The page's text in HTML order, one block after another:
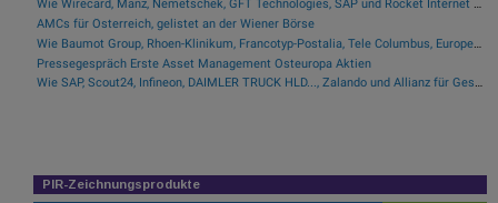
Wie Wirecard, Manz, Nemetschek, GFT Technologies, SAP und Rocket Internet für Gesprächsstoff sorgten
AMCs für Österreich, gelistet an der Wiener Börse
Wie Baumot Group, Rhoen-Klinikum, Francotyp-Postalia, Tele Columbus, European Lithium und Lanxess für Gesprächsstoff sorgten
Pressegespräch Erste Asset Management Osteuropa Aktien
Wie SAP, Scout24, Infineon, DAIMLER TRUCK HLD..., Zalando und Allianz für Gesprächsstoff im DAX sorgten
PIR-Zeichnungsprodukte